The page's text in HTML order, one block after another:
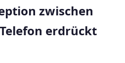
zwischen
erdrückt